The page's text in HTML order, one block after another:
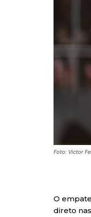
Foto: Victor
O
direto